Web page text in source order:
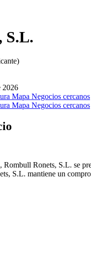
S.L.
2026
Mapa Negocios cercanos
Mapa Negocios cercanos
Rombull Ronets, S.L. se
S.L. mantiene un